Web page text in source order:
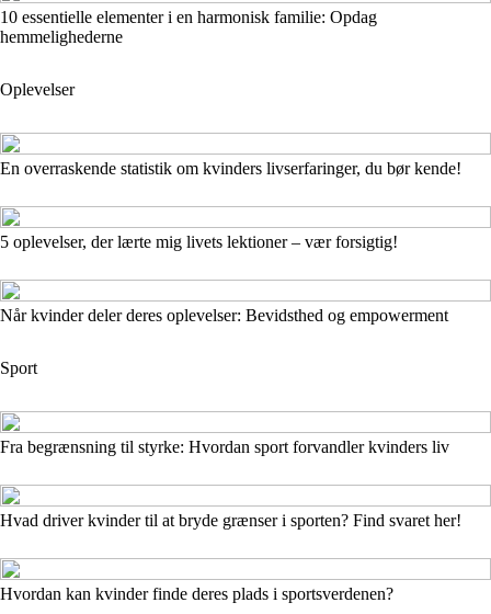
10 essentielle elementer i en harmonisk familie: Opdag
hemmelighederne
Oplevelser
En overraskende statistik om kvinders livserfaringer, du bør kende!
5 oplevelser, der lærte mig livets lektioner – vær forsigtig!
Når kvinder deler deres oplevelser: Bevidsthed og empowerment
Sport
Fra begrænsning til styrke: Hvordan sport forvandler kvinders liv
Hvad driver kvinder til at bryde grænser i sporten? Find svaret her!
Hvordan kan kvinder finde deres plads i sportsverdenen?